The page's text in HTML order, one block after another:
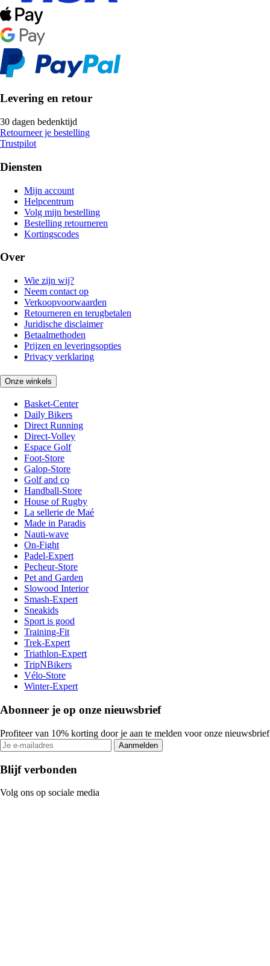
Levering en retour
30 dagen bedenktijd
Retourneer je bestelling
Trustpilot
Diensten
Mijn account
Helpcentrum
Volg mijn bestelling
Bestelling retourneren
Kortingscodes
Over
Wie zijn wij?
Neem contact op
Verkoopvoorwaarden
Retourneren en terugbetalen
Juridische disclaimer
Betaalmethoden
Prijzen en leveringsopties
Privacy verklaring
Onze winkels
Basket-Center
Daily Bikers
Direct Running
Direct-Volley
Espace Golf
Foot-Store
Galop-Store
Golf and co
Handball-Store
House of Rugby
La sellerie de Maé
Made in Paradis
Nauti-wave
On-Fight
Padel-Expert
Pecheur-Store
Pet and Garden
Slowood Interior
Smash-Expert
Sneakids
Sport is good
Training-Fit
Trek-Expert
Triathlon-Expert
TripNBikers
Vélo-Store
Winter-Expert
Abonneer je op onze nieuwsbrief
Profiteer van 10% korting door je aan te melden voor onze nieuwsbrief
Aanmelden
Blijf verbonden
Volg ons op sociale media